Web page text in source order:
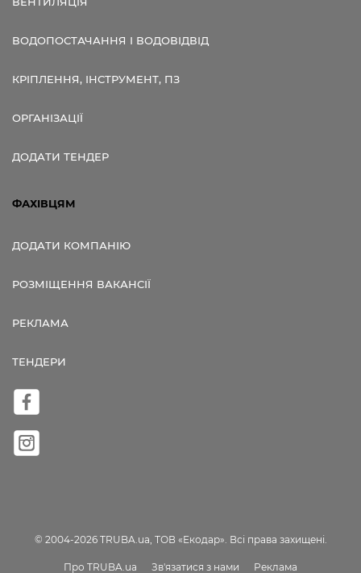
ВОДОПОСТАЧАННЯ І ВОДОВІДВІД
КРІПЛЕННЯ, ІНСТРУМЕНТ, ПЗ
ОРГАНІЗАЦІЇ
ДОДАТИ ТЕНДЕР
ФАХІВЦЯМ
ДОДАТИ КОМПАНІЮ
РОЗМІЩЕННЯ ВАКАНСІЇ
РЕКЛАМА
ТЕНДЕРИ
© 2004-2026 TRUBA.ua, ТОВ «Екодар». Всі права захищені.
Про TRUBA.ua Зв'язатися з нами Реклама